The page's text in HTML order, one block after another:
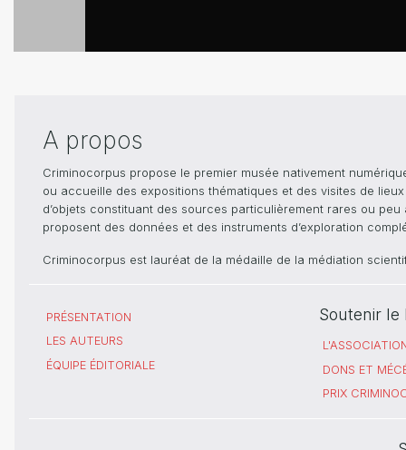
A propos
Criminocorpus propose le premier musée nativement
ou accueille des expositions thématiques et des visites de
d’objets constituant des sources particulièrement rares ou
proposent des données et des instruments d’exploration
Criminocorpus est lauréat de la médaille de la médiation
PRÉSENTATION
LES AUTEURS
ÉQUIPE ÉDITORIALE
Soutenir le
DONS ET
PRIX